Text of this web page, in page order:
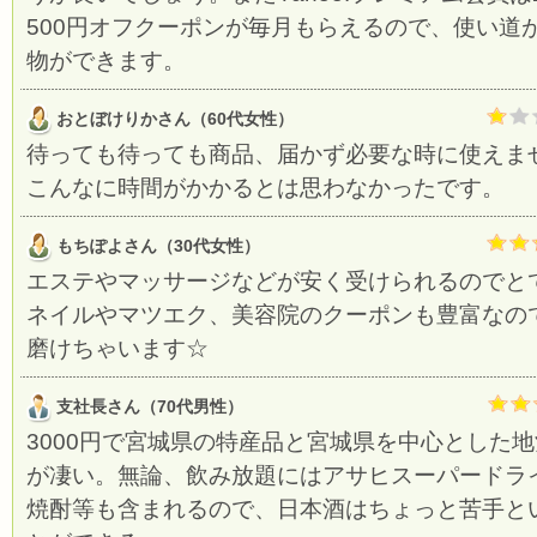
500円オフクーポンが毎月もらえるので、使い道
物ができます。
おとぼけりかさん（60代女性）
待っても待っても商品、届かず必要な時に使えま
こんなに時間がかかるとは思わなかったです。
もちぽよさん（30代女性）
エステやマッサージなどが安く受けられるのでと
ネイルやマツエク、美容院のクーポンも豊富な
磨けちゃいます☆
支社長さん（70代男性）
3000円で宮城県の特産品と宮城県を中心とした
が凄い。無論、飲み放題にはアサヒスーパード
焼酎等も含まれるので、日本酒はちょっと苦手と